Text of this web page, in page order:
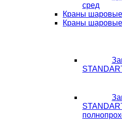
сред
Краны
Краны